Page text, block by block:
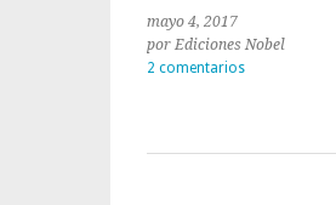
mayo 4, 2017
por Ediciones Nobel
2 comentarios